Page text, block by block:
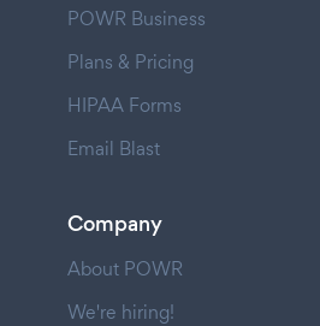
POWR Business
Plans & Pricing
HIPAA Forms
Email Blast
Company
About POWR
We're hiring!